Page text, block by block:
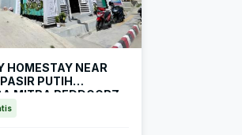
HOMESTAY NEAR
PUTIH
MITRA REDDOORZ